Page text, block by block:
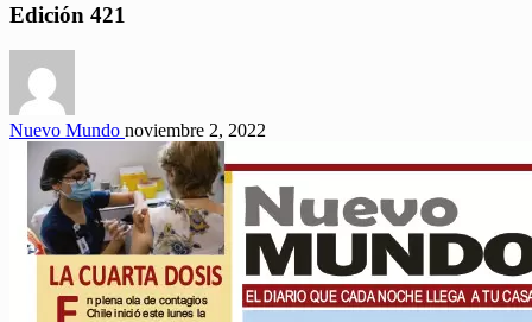
Edición 421
Nuevo Mundo noviembre 2, 2022